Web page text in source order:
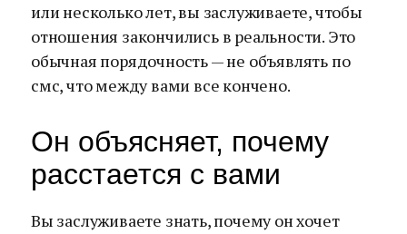
или несколько лет, вы заслуживаете, чтобы
отношения закончились в реальности. Это
обычная порядочность — не объявлять по
смс, что между вами все кончено.
Он объясняет, почему
расстается с вами
Вы заслуживаете знать, почему он хочет